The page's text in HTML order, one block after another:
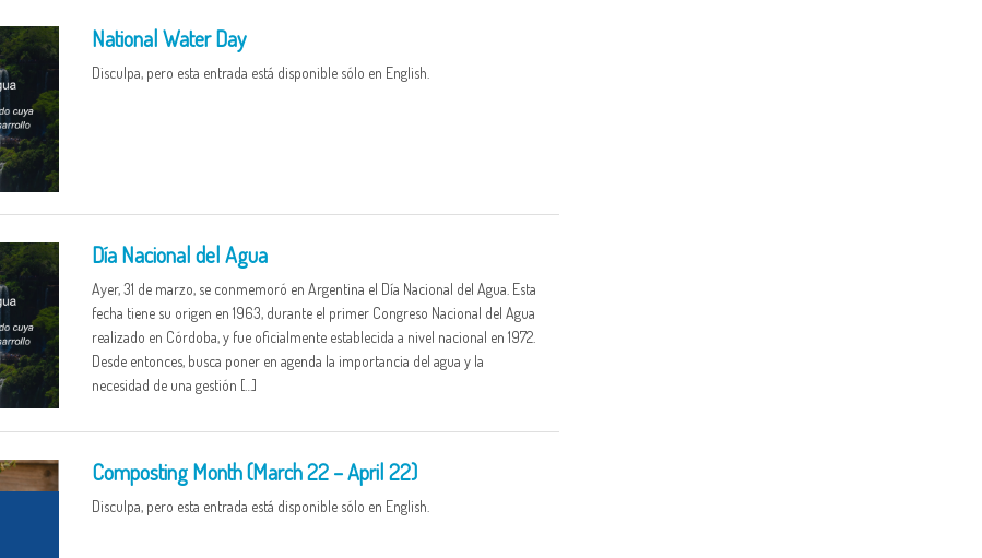
National Water Day
Disculpa, pero esta entrada está disponible sólo en English.
Día Nacional del Agua
Ayer, 31 de marzo, se conmemoró en Argentina el Día Nacional del Agua. Esta
fecha tiene su origen en 1963, durante el primer Congreso Nacional del Agua
realizado en Córdoba, y fue oficialmente establecida a nivel nacional en 1972.
Desde entonces, busca poner en agenda la importancia del agua y la
necesidad de una gestión […]
Composting Month (March 22 – April 22)
Disculpa, pero esta entrada está disponible sólo en English.